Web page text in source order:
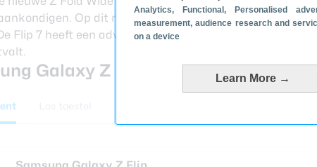
Analytics, Functional , Personalised
measurement, audience research and
on a device
Learn More →
Op dit moment weten we dus ook nog niet
Flip 7 heeft een adviesprijs van 1.169 euro. Wij gaan er
Galaxy Z Flip 7 deals